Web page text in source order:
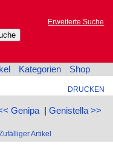
Erweiterte Suche
Kategorien Shop
DRUCKEN
Genipa| Genistella >>
Artikel